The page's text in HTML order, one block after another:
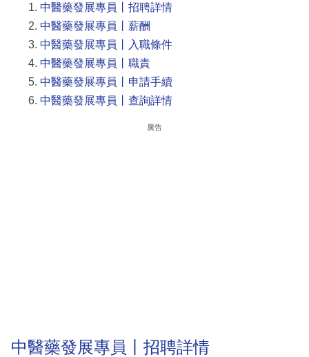
中醫藥發展專員丨招聘詳情
中醫藥發展專員丨薪酬
中醫藥發展專員丨入職條件
中醫藥發展專員丨職責
中醫藥發展專員丨申請手續
中醫藥發展專員丨查詢詳情
廣告
中醫藥發展專員丨招聘詳情